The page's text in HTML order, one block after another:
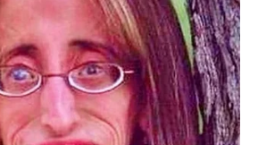
razumijevanja, iskrenih razgovora
koji će dodatno učvrstiti vaš odnos.
kakvu ste dugo priželjkivali.